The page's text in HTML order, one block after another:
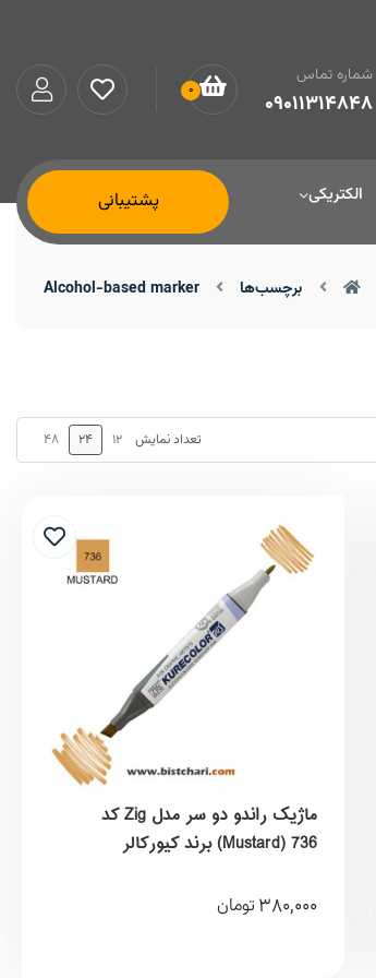
شماره تماس
09011314848
0
الکتریکی پشتیبانی
برچسب‌ها Alcohol-based marker
تعداد نمایش 12
24
48
ماژیک راندو دو سر مدل Zig کد
Mustard) 736) برند کیورکالر
380,000 تومان